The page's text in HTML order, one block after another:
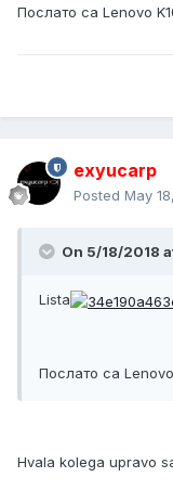
Послато са Lenovo
exyucarp
Posted May
On 5/18/2018
Lista
Послато са
Hvala kolega upravo